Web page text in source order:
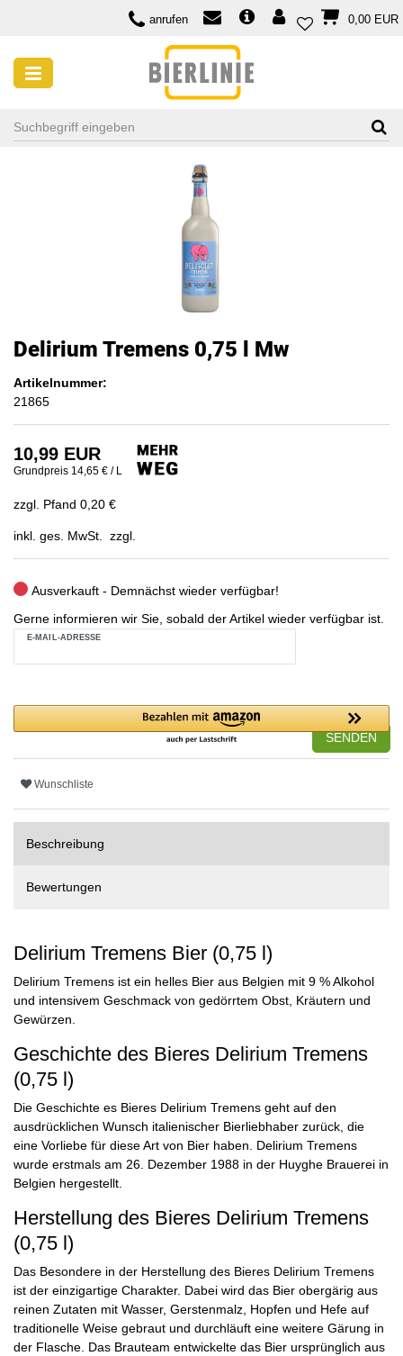
anrufen 0,00 EUR
Delirium Tremens 0,75 l Mw
Artikelnummer:
21865
10,99 EUR
Grundpreis 14,65 € / L
zzgl. Pfand 0,20 €
inkl. ges. MwSt. zzgl.
Ausverkauft - Demnächst wieder verfügbar!
Gerne informieren wir Sie, sobald der Artikel wieder verfügbar ist.
E-MAIL-ADRESSE
SENDEN
Wunschliste
Beschreibung
Bewertungen
Delirium Tremens Bier (0,75 l)
Delirium Tremens ist ein helles Bier aus Belgien mit 9 % Alkohol
und intensivem Geschmack von gedörrtem Obst, Kräutern und
Gewürzen.
Geschichte des Bieres Delirium Tremens
(0,75 l)
Die Geschichte es Bieres Delirium Tremens geht auf den
ausdrücklichen Wunsch italienischer Bierliebhaber zurück, die
eine Vorliebe für diese Art von Bier haben. Delirium Tremens
wurde erstmals am 26. Dezember 1988 in der Huyghe Brauerei in
Belgien hergestellt.
Herstellung des Bieres Delirium Tremens
(0,75 l)
Das Besondere in der Herstellung des Bieres Delirium Tremens
ist der einzigartige Charakter. Dabei wird das Bier obergärig aus
reinen Zutaten mit Wasser, Gerstenmalz, Hopfen und Hefe auf
traditionelle Weise gebraut und durchläuft eine weitere Gärung in
der Flasche. Das Brauteam entwickelte das Bier ursprünglich aus